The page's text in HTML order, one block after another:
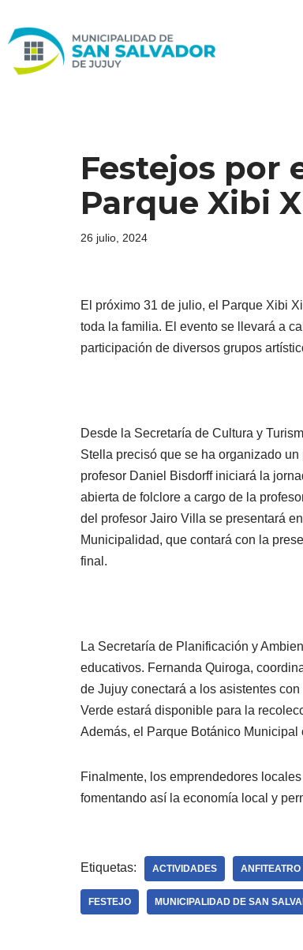
Ir
al
Festejos por
Parque Xibi
26 julio, 2024
El próximo 31 de julio, el Parque Xibi
toda la familia. El evento se llevará a
participación de diversos grupos
Desde la Secretaría de Cultura y
Stella precisó que se ha organizado
profesor Daniel Bisdorff iniciará la
abierta de folclore a cargo de la
del profesor Jairo Villa se presentará
Municipalidad, que contará con la
final.
La Secretaría de Planificación y
educativos. Fernanda Quiroga,
de Jujuy conectará a los asistentes
Verde estará disponible para la
Además, el Parque Botánico
Finalmente, los emprendedores
fomentando así la economía local y
Etiquetas: ACTIVIDADES
FESTEJO MUNICIPALIDAD DE SAN